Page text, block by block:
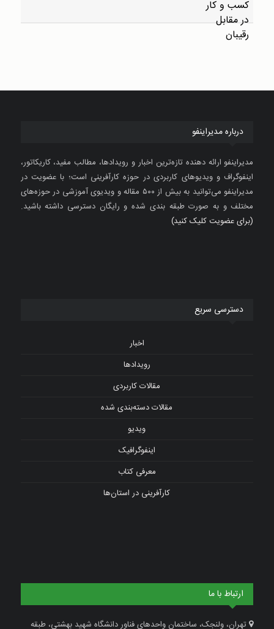
درباره مدیراینفو
مدیراینفو ارائه دهنده تازه‌ترین اخبار و رویدادها، مطالب مفید، کاریکاتور،
اینفوگراف و ویدیوهای کاربردی در حوزه کارآفرینی است؛ با عضویت در
مدیراینفو می‌توانید به بیش از ۵۰۰ مقاله و ویدیوی آموزشی در حوزه‌های
مختلف و به صورت طبقه بندی شده و رایگان دسترسی داشته باشید.
(برای عضویت کلیک کنید)
دسترسی سریع
اخبار
رویدادها
مقالات کاربردی
مقالات دسته‌بندی شده
ویدیو
اینفوگرافیک
معرفی کتاب
کارآفرینی در استان‌ها
ارتباط با ما
تهران، ولنجک، ساختمان واحدهای فناور دانشگاه شهید بهشتی، طبقه